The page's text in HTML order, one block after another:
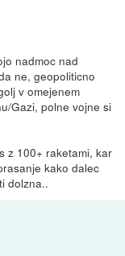
nadmoc nad
ne, geopoliticno
v omejenem
Gazi, polne vojne si
z 100+ raketami, kar
kako dalec
dolzna..